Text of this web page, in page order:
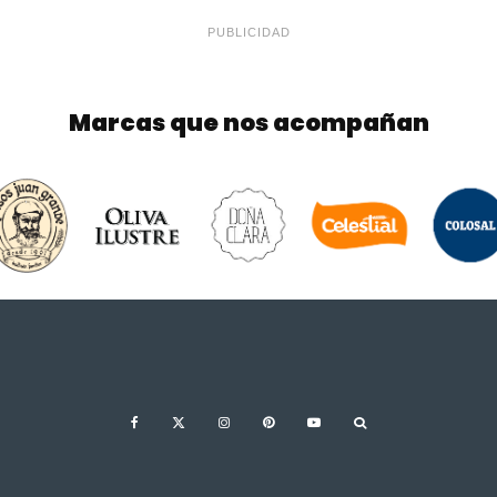
PUBLICIDAD
Marcas que nos acompañan